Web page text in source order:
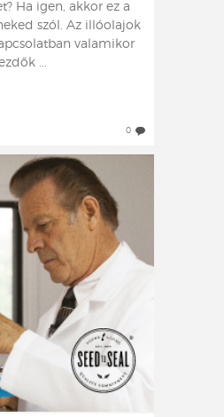
Ha igen, akkor ez a
szól. Az illóolajok
valamikor
...
0